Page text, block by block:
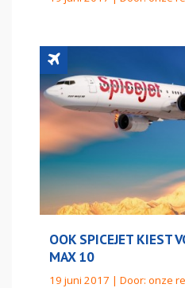
OOK SPICEJET KIEST
MAX 10
19 juni 2017 | Door: onze